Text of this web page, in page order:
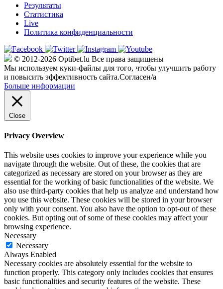
Результаты
Статистика
Live
Политика конфиденциальности
© 2012-2026 Optibet.lu Все права защищены
Мы используем куки-файлы для того, чтобы улучшить работу
и повысить эффективность сайта.Согласен/а
Больше информации
Close
Privacy Overview
This website uses cookies to improve your experience while you
navigate through the website. Out of these, the cookies that are
categorized as necessary are stored on your browser as they are
essential for the working of basic functionalities of the website. We
also use third-party cookies that help us analyze and understand how
you use this website. These cookies will be stored in your browser
only with your consent. You also have the option to opt-out of these
cookies. But opting out of some of these cookies may affect your
browsing experience.
Necessary
Necessary
Always Enabled
Necessary cookies are absolutely essential for the website to
function properly. This category only includes cookies that ensures
basic functionalities and security features of the website. These